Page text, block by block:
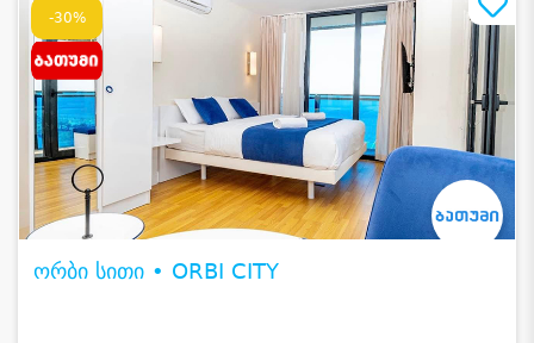
-30%
ორბი სითი • ORBI CITY